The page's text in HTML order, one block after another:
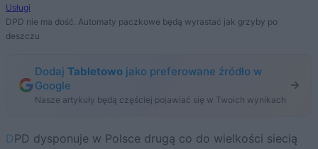
Usługi
DPD nie ma dość. Automaty paczkowe będą wyrastać jak grzyby po
deszczu
Dodaj Tabletowo jako preferowane źródło w
Google
Nasze artykuły będą częściej pojawiać się w Twoich wynikach
DPD dysponuje w Polsce drugą co do wielkości siecią